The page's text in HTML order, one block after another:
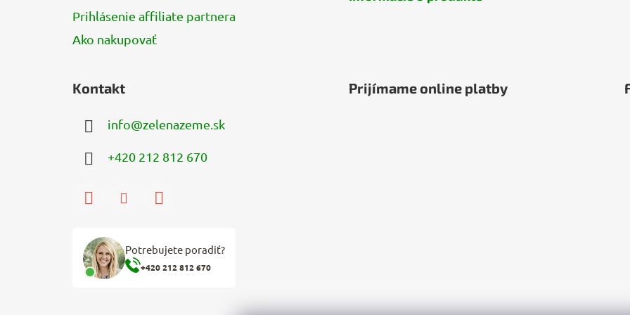
Prihlásenie affiliate partnera
Ako nakupovať
Kontakt
info@zelenazeme.sk
+420 212 812 670
Potrebujete poradiť?
+420 212 812 670
Prijímame online platby